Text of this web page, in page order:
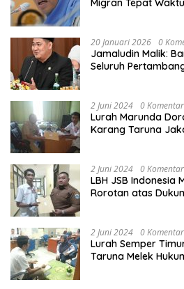
Migran Tepat
20 Januari 2026 0
Jamaludin Malik:
Seluruh
2 Juni 2024 0 Komentar
Lurah Marunda
Karang Taruna
2 Juni 2024 0 Komentar
LBH JSB Indonesia
Rorotan atas
2 Juni 2024 0 Komentar
Lurah Semper
Taruna Melek